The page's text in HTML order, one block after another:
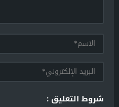
شروط التعليق :